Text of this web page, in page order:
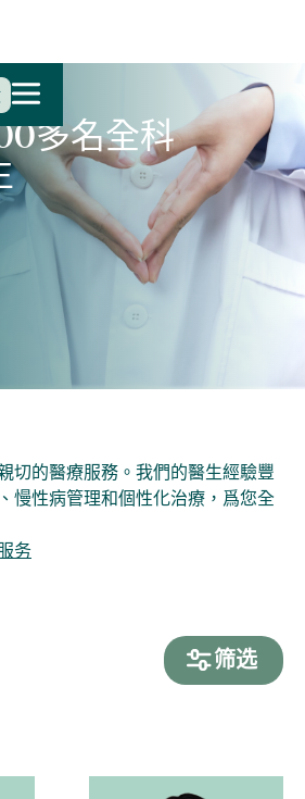
全科
多名全科
切的醫療服務。我們的醫生經驗豐
慢性病管理和個性化治療，爲您全
务
筛选